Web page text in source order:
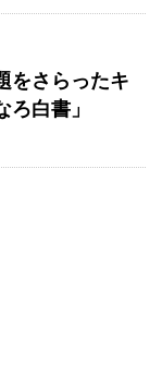
をさらったキ
白書」